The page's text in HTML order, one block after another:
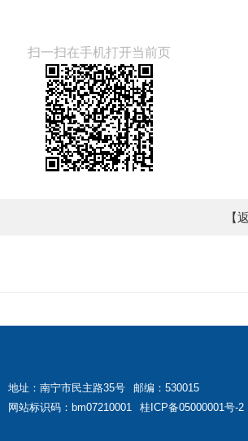
扫一扫在手机打开当前页
【
地址：南宁市民主路35号
邮编：530015
网站标识码：bm07210001 桂ICP备05000001号-2